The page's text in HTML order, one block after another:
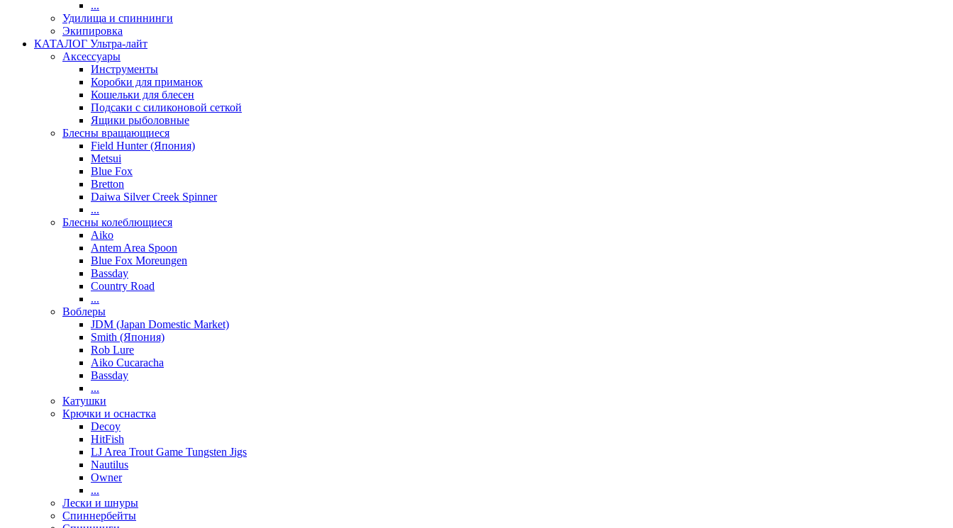
...
Удилища и спиннинги
Экипировка
КАТАЛОГ Ультра-лайт
Аксессуары
Инструменты
Коробки для приманок
Кошельки для блесен
Подсаки с силиконовой сеткой
Ящики рыболовные
Блесны вращающиеся
Field Hunter (Япония)
Metsui
Blue Fox
Bretton
Daiwa Silver Creek Spinner
...
Блесны колеблющиеся
Aiko
Antem Area Spoon
Blue Fox Moreungen
Bassday
Country Road
...
Воблеры
JDM (Japan Domestic Market)
Smith (Япония)
Rob Lure
Aiko Cucaracha
Bassday
...
Катушки
Крючки и оснастка
Decoy
HitFish
LJ Area Trout Game Tungsten Jigs
Nautilus
Owner
...
Лески и шнуры
Спиннербейты